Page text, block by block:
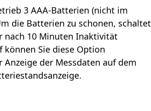
3 AAA-Batterien (nicht im
die Batterien zu schonen, schaltet
nach 10 Minuten Inaktivität
Sie diese Option
der Messdaten auf dem